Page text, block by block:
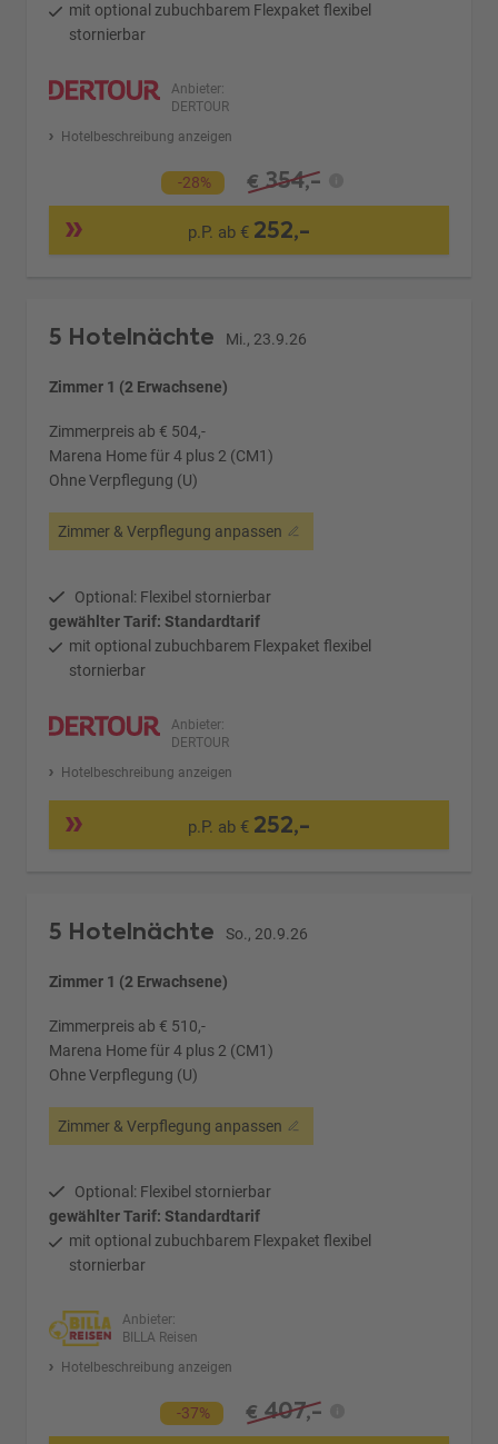
mit optional zubuchbarem Flexpaket flexibel
stornierbar
Anbieter:
DERTOUR
Hotelbeschreibung anzeigen
-28% € 354,-
p.P. ab € 252,-
5 Hotelnächte Mi., 23.9.26
Zimmer 1 (2 Erwachsene)
Zimmerpreis ab € 504,-
Marena Home für 4 plus 2 (CM1)
Ohne Verpflegung (U)
Zimmer & Verpflegung anpassen
Optional: Flexibel stornierbar
gewählter Tarif: Standardtarif
mit optional zubuchbarem Flexpaket flexibel
stornierbar
Anbieter:
DERTOUR
Hotelbeschreibung anzeigen
p.P. ab € 252,-
5 Hotelnächte So., 20.9.26
Zimmer 1 (2 Erwachsene)
Zimmerpreis ab € 510,-
Marena Home für 4 plus 2 (CM1)
Ohne Verpflegung (U)
Zimmer & Verpflegung anpassen
Optional: Flexibel stornierbar
gewählter Tarif: Standardtarif
mit optional zubuchbarem Flexpaket flexibel
stornierbar
Anbieter:
BILLA Reisen
Hotelbeschreibung anzeigen
-37% € 407,-